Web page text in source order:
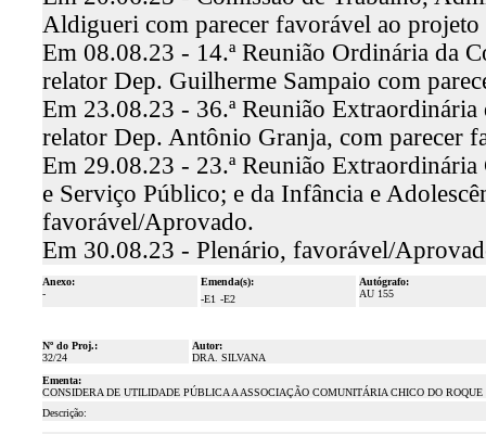
Aldigueri com parecer favorável ao projeto
Em 08.08.23 - 14.ª Reunião Ordinária da
relator Dep. Guilherme Sampaio com
Em 23.08.23 - 36.ª Reunião Extraordinária
relator Dep. Antônio Granja, com parecer
Em 29.08.23 - 23.ª Reunião
e Serviço Público; e da Infância e
favorável/Aprovado.
Em 30.08.23 - Plenário, favorável/
Anexo:
-
Emenda(s):
-E1 -E2
Autógrafo:
AU 155
Nº do Proj.:
32/24
Autor:
DRA. SILVANA
Ementa:
CONSIDERA DE UTILIDADE PÚBLICA A ASSOCIAÇÃO COMUNITÁRIA CHICO DO
Descrição: